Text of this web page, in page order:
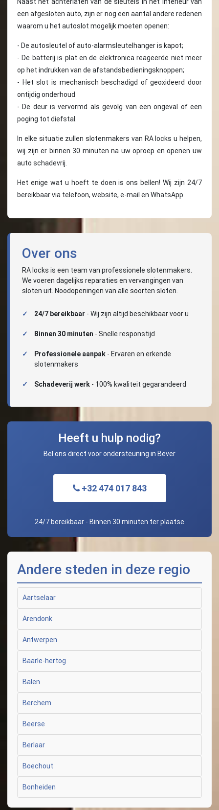
een afgesloten auto, zijn er nog een aantal andere redenen
waarom u het autoslot mogelijk moeten openen:
- De autosleutel of auto-alarmsleutelhanger is kapot;
- De batterij is plat en de elektronica reageerde niet meer
op het indrukken van de afstandsbedieningsknoppen;
- Het slot is mechanisch beschadigd of geoxideerd door
ontijdig onderhoud
- De deur is vervormd als gevolg van een ongeval of een
poging tot diefstal.
In elke situatie zullen slotenmakers van RA locks u helpen,
wij zijn er binnen 30 minuten na uw oproep en openen uw
auto schadevrij.
Het enige wat u hoeft te doen is ons bellen! Wij zijn 24/7
bereikbaar via telefoon, website, e-mail en WhatsApp.
Over ons
RA locks is een team van professionele slotenmakers.
We voeren dagelijks reparaties en vervangingen van
sloten uit. Noodopeningen van alle soorten sloten.
24/7 bereikbaar - Wij zijn altijd beschikbaar voor u
Binnen 30 minuten - Snelle responstijd
Professionele aanpak - Ervaren en erkende
slotenmakers
Schadeverij werk - 100% kwaliteit gegarandeerd
Heeft u hulp nodig?
Bel ons direct voor ondersteuning in Bever
+32 474 017 843
24/7 bereikbaar - Binnen 30 minuten ter plaatse
Andere steden in deze regio
Aartselaar
Arendonk
Antwerpen
Baarle-hertog
Balen
Berchem
Beerse
Berlaar
Boechout
Bonheiden